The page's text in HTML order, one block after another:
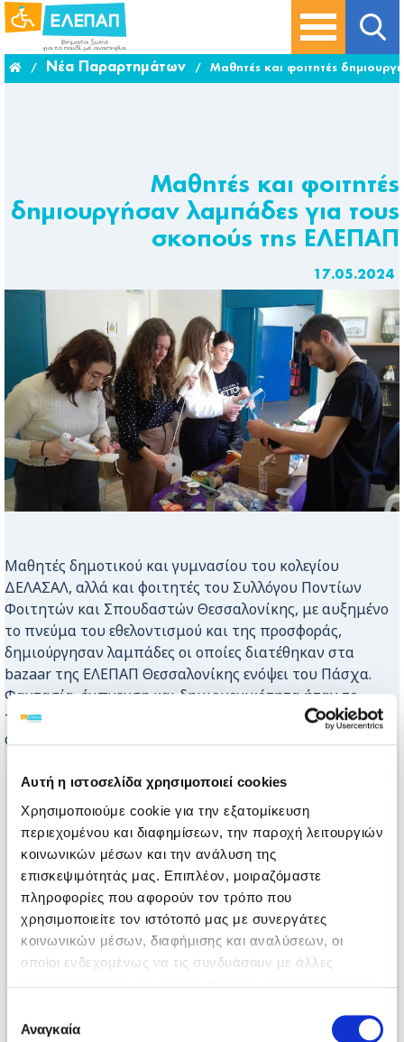
Αυτή η ιστοσελίδα χρησιμοποιεί cookies
Χρησιμοποιούμε cookie για την εξατομίκευση
περιεχομένου και διαφημίσεων, την παροχή λειτουργιών
κοινωνικών μέσων και την ανάλυση της
επισκεψιμότητάς μας. Επιπλέον, μοιραζόμαστε
πληροφορίες που αφορούν τον τρόπο που
χρησιμοποιείτε τον ιστότοπό μας με συνεργάτες
κοινωνικών μέσων, διαφήμισης και αναλύσεων, οι
οποίοι ενδεχομένως να τις συνδυάσουν με άλλες
των υπηρεσιών τους.
συγκατάθεσης
Αναγκαία
/ Νέα Παραρτημάτων / Μαθητές και φοιτητές
Μαθητές και φοιτητές
δημιουργήσαν λαμπάδες για τους
σκοπούς της ΕΛΕΠΑΠ
17.05.2024
Μαθητές δημοτικού και γυμνασίου του κολεγίου
ΔΕΛΑΣΑΛ, αλλά και φοιτητές του Συλλόγου Ποντίων
Φοιτητών και Σπουδαστών Θεσσαλονίκης, με αυξημένο
το πνεύμα του εθελοντισμού και της προσφοράς,
δημιούργησαν λαμπάδες οι οποίες διατέθηκαν στα
bazaar της ΕΛΕΠΑΠ Θεσσαλονίκης ενόψει του Πάσχα.
Φαντασία, έμπνευση και δημιουργικότητα ήταν το
τρίπτυχο της επιτυχίας και οι λαμπάδες ετοιμάστηκαν
σε διάφορα σχέδια και χρώματα.